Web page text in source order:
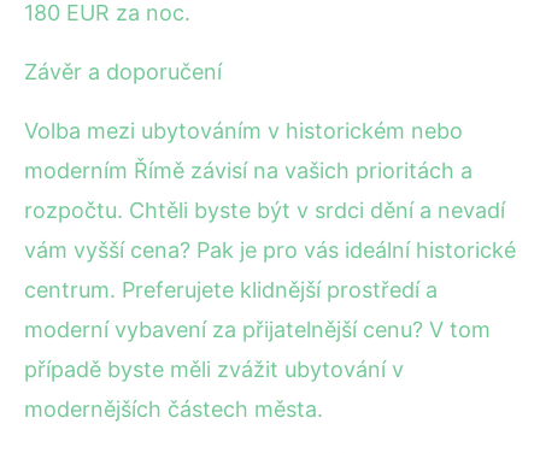
180 EUR za noc.
Závěr a doporučení
Volba mezi ubytováním v historickém nebo
moderním Římě závisí na vašich prioritách a
rozpočtu. Chtěli byste být v srdci dění a nevadí
vám vyšší cena? Pak je pro vás ideální historické
centrum. Preferujete klidnější prostředí a
moderní vybavení za přijatelnější cenu? V tom
případě byste měli zvážit ubytování v
modernějších částech města.